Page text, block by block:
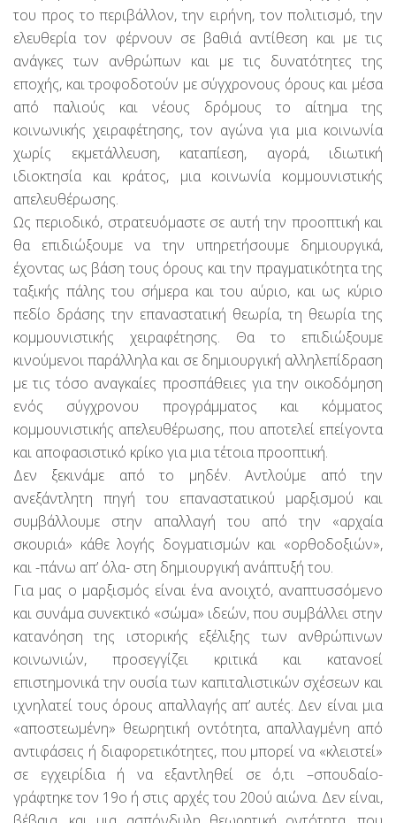
του προς το περιβάλλον, την ειρήνη, τον πολιτισμό, την
ελευθερία τον φέρνουν σε βαθιά αντίθεση και με τις
ανάγκες των ανθρώπων και με τις δυνατότητες της
εποχής, και τροφοδοτούν με σύγχρονους όρους και μέσα
από παλιούς και νέους δρόμους το αίτημα της
κοινωνικής χειραφέτησης, τον αγώνα για μια κοινωνία
χωρίς εκμετάλλευση, καταπίεση, αγορά, ιδιωτική
ιδιοκτησία και κράτος, μια κοινωνία κομμουνιστικής
απελευθέρωσης.
Ως περιοδικό, στρατευόμαστε σε αυτή την προοπτική και
θα επιδιώξουμε να την υπηρετήσουμε δημιουργικά,
έχοντας ως βάση τους όρους και την πραγματικότητα της
ταξικής πάλης του σήμερα και του αύριο, και ως κύριο
πεδίο δράσης την επαναστατική θεωρία, τη θεωρία της
κομμουνιστικής χειραφέτησης. Θα το επιδιώξουμε
κινούμενοι παράλληλα και σε δημιουργική αλληλεπίδραση
με τις τόσο αναγκαίες προσπάθειες για την οικοδόμηση
ενός σύγχρονου προγράμματος και κόμματος
κομμουνιστικής απελευθέρωσης, που αποτελεί επείγοντα
και αποφασιστικό κρίκο για μια τέτοια προοπτική.
Δεν ξεκινάμε από το μηδέν. Αντλούμε από την
ανεξάντλητη πηγή του επαναστατικού μαρξισμού και
συμβάλλουμε στην απαλλαγή του από την «αρχαία
σκουριά» κάθε λογής δογματισμών και «ορθοδοξιών»,
και -πάνω απ’ όλα- στη δημιουργική ανάπτυξή του.
Για μας ο μαρξισμός είναι ένα ανοιχτό, αναπτυσσόμενο
και συνάμα συνεκτικό «σώμα» ιδεών, που συμβάλλει στην
κατανόηση της ιστορικής εξέλιξης των ανθρώπινων
κοινωνιών, προσεγγίζει κριτικά και κατανοεί
επιστημονικά την ουσία των καπιταλιστικών σχέσεων και
ιχνηλατεί τους όρους απαλλαγής απ’ αυτές. Δεν είναι μια
«αποστεωμένη» θεωρητική οντότητα, απαλλαγμένη από
αντιφάσεις ή διαφορετικότητες, που μπορεί να «κλειστεί»
σε εγχειρίδια ή να εξαντληθεί σε ό,τι –σπουδαίο-
γράφτηκε τον 19ο ή στις αρχές του 20ού αιώνα. Δεν είναι,